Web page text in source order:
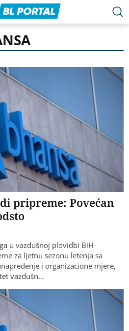
pripreme: Povećan
u vazdušnoj plovidbi BiH
za ljetnu sezonu letenja sa
i organizacione mjere,
vazdušn…